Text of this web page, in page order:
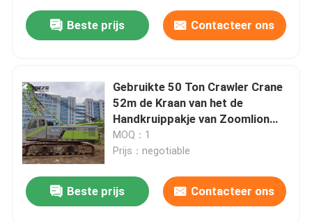
Beste prijs Contacteer ons
Gebruikte 50 Ton Crawler Crane
52m de Kraan van het de
Handkruippakje van Zoomlion
ZCC550 Tweede
MOQ：1
Prijs：negotiable
Beste prijs Contacteer ons